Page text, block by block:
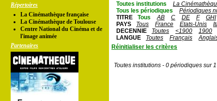
Répertoires
La Cinémathèque française
La Cinémathèque de Toulouse
Centre National du Cinéma et de
l'image animée
Partenaires
Toutes institutions
La
Tous les périodiques
Périodiques
TITRE
Tous AB C DE F
GHI
PAYS
Tous France Etats-Unis
DECENNIE
Toutes <1900
1900
LANGUE
Toutes Français
Réinitialiser les critères
Toutes institutions - 0 périodiques sur